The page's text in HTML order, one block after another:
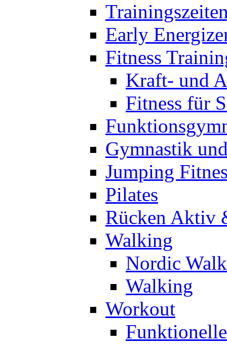
Early
Fitness
Kraft- und
Fitness für
Gymnastik
Jumping
Pilates
Rücken Aktiv
Walking
Nordic
Walking
Workout